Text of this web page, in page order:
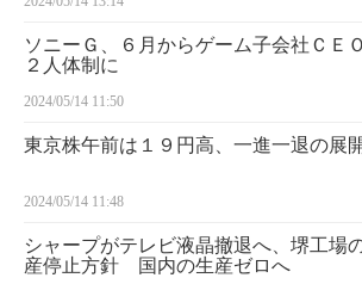
ソニーＧ、６月からゲーム子会社ＣＥ
２人体制に
2024/05/14 11:50
東京株午前は１９円高、一進一退の展
2024/05/14 11:48
シャープがテレビ液晶撤退へ、堺工場
産停止方針 国内の生産ゼロへ